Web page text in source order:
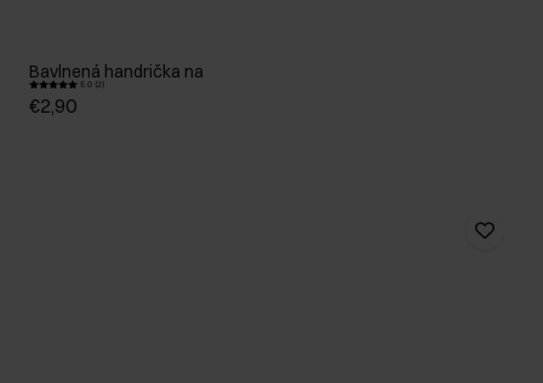
Bavlnená handrička na
5.0 (2)
€2,90